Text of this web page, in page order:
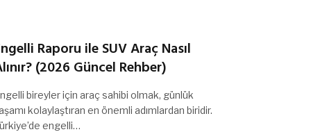
Raporu ile SUV Araç Nasıl
(2026 Güncel Rehber)
bireyler için araç sahibi olmak, günlük
kolaylaştıran en önemli adımlardan biridir.
engelli…